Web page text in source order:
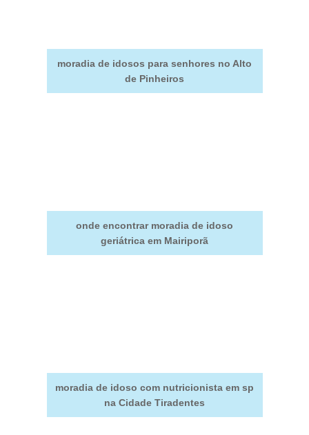
moradia de idosos para senhores no Alto
de Pinheiros
onde encontrar moradia de idoso
geriátrica em Mairiporã
moradia de idoso com nutricionista em sp
na Cidade Tiradentes